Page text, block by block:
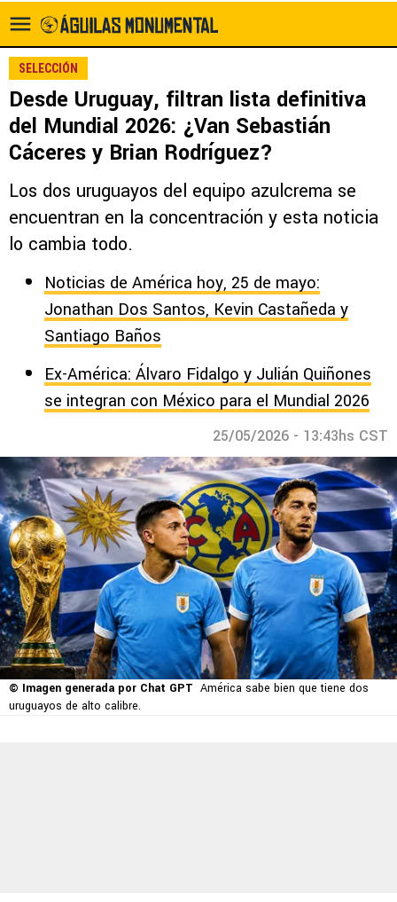
SELECCIÓN
Desde Uruguay, filtran lista definitiva
del Mundial 2026: ¿Van Sebastián
Cáceres y Brian Rodríguez?
Los dos uruguayos del equipo azulcrema se
encuentran en la concentración y esta noticia
lo cambia todo.
Noticias de América hoy, 25 de mayo:
Jonathan Dos Santos, Kevin Castañeda y
Santiago Baños
Ex-América: Álvaro Fidalgo y Julián Quiñones
se integran con México para el Mundial 2026
25/05/2026 - 13:43hs CST
© Imagen generada por Chat GPT América sabe bien que tiene dos
uruguayos de alto calibre.